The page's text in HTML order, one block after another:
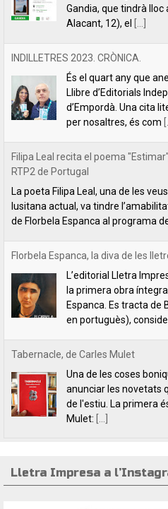
per nosaltres, és com
Filipa Leal recita el poema
RTP2 de Portugal
La poeta Filipa Leal, una de les
lusitana actual, va tindre
de Florbela Espanca al programa
Florbela Espanca, la diva de les
L’editorial Lletra
la primera obra íntegra
Espanca. Es tracta de
en portuguès),
Tabernacle, de Carles Mulet
Una de les coses
anunciar les novetats
de l'estiu. La primera
Mulet:[...]
Lletra Impresa aposta per la
del 8 de Març
L’editorial Lletra
dos títols de poesia
fissures, per autores
tret a la llum editorial
Lletra Impresa a